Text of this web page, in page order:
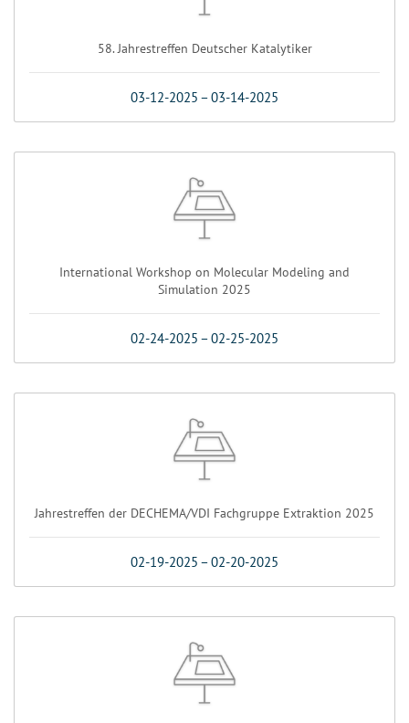
58. Jahrestreffen Deutscher Katalytiker
03-12-2025 –03-14-2025
International Workshop on Molecular Modeling and
Simulation 2025
02-24-2025 –02-25-2025
Jahrestreffen der DECHEMA/VDI Fachgruppe Extraktion 2025
02-19-2025 –02-20-2025